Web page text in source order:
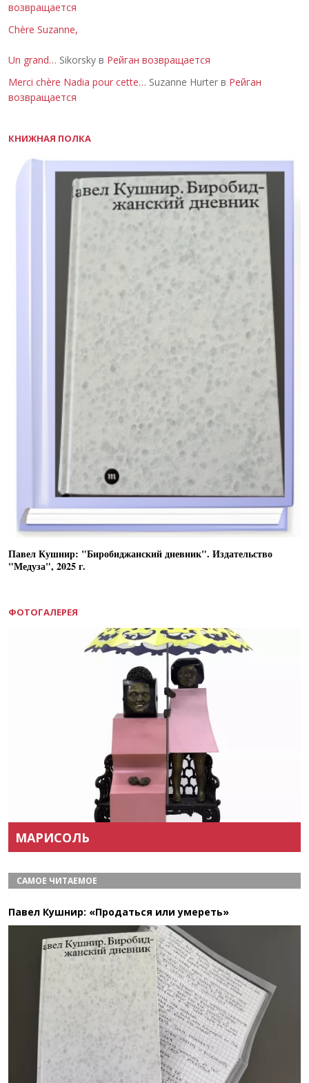
возвращается
Chère Suzanne,
Un grand… Sikorsky в Рейган возвращается
Merci chère Nadia pour cette… Suzanne Hurter в Рейган
возвращается
КНИЖНАЯ ПОЛКА
Павел Кушнир: "Биробиджанский дневник". Издательство
"Медуза", 2025 г.
ФОТОГАЛЕРЕЯ
МАРИСОЛЬ
САМОЕ ЧИТАЕМОЕ
Павел Кушнир: «Продаться или умереть»